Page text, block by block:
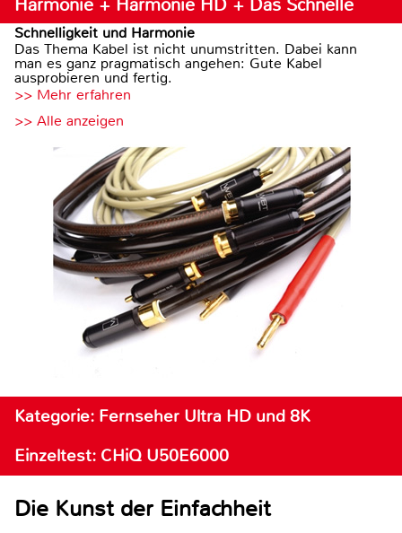
Harmonie + Harmonie HD + Das Schnelle
Schnelligkeit und Harmonie
Das Thema Kabel ist nicht unumstritten. Dabei kann
man es ganz pragmatisch angehen: Gute Kabel
ausprobieren und fertig.
>> Mehr erfahren
>> Alle anzeigen
Kategorie: Fernseher Ultra HD und 8K
Einzeltest: CHiQ U50E6000
Die Kunst der Einfachheit